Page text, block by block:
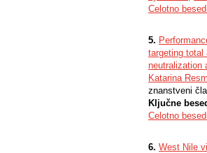
Celotno
5.
targeting total
neutralization
Katarina
znanstveni
Ključne
Celotno
6. West Nile